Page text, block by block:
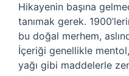
Hikayenin başına
tanımak gerek.
bu doğal merhem,
İçeriği genellikle
yağı gibi maddelerle